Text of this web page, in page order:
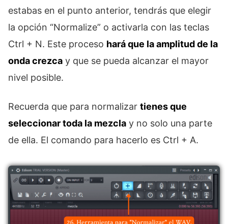
estabas en el punto anterior, tendrás que elegir
la opción “Normalize” o activarla con las teclas
Ctrl + N. Este proceso hará que la amplitud de la
onda crezca y que se pueda alcanzar el mayor
nivel posible.
Recuerda que para normalizar tienes que
seleccionar toda la mezcla y no solo una parte
de ella. El comando para hacerlo es Ctrl + A.